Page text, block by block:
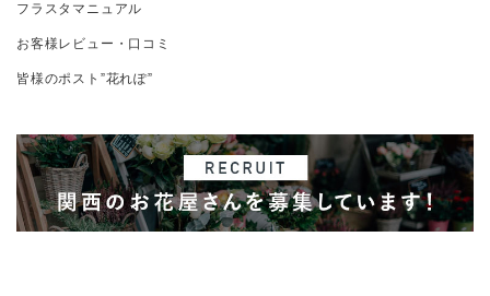
フラスタマニュアル
お客様レビュー・口コミ
皆様のポスト”花れぽ”